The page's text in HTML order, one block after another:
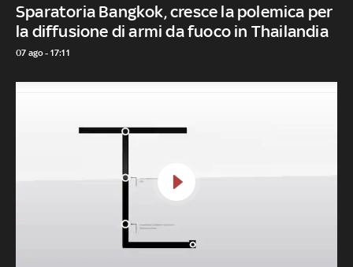
Sparatoria Bangkok, cresce la polemica per
la diffusione di armi da fuoco in Thailandia
07 ago - 17:11